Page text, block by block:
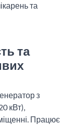
та
та
з
кВт),
Працює